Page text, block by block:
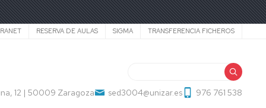
RESERVA DE AULAS SIGMA TRANSFERENCIA FICHEROS
12 | 50009 Zaragoza sed3004@unizar.es 976 761 538